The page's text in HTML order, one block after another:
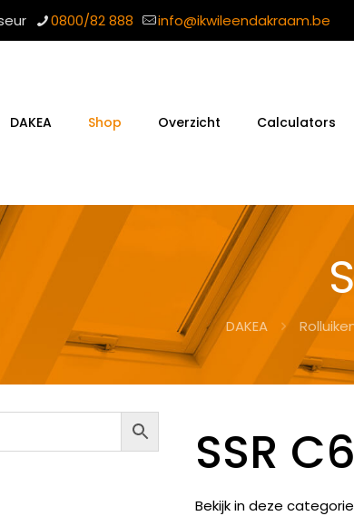
0800/82 888 info@ikwileendakraam.be
DAKEA Shop Overzicht Calculators
DAKEA
SSR
Bekijk in deze